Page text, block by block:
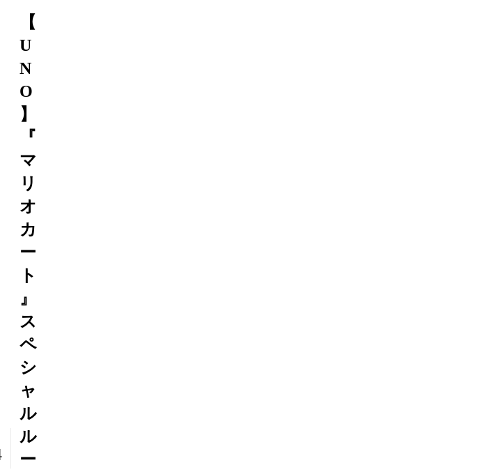
【
U
N
O
】
『
マ
リ
オ
カ
ー
ト
』
ス
ペ
シ
ャ
ル
ル
ー